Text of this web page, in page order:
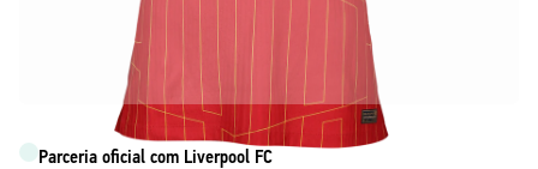
Parceria oficial com Liverpool FC